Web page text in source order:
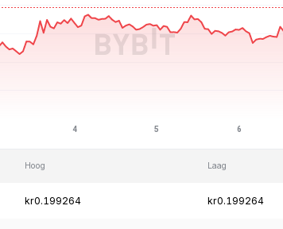
Hoog Laag
kr0.199264 kr0.199264